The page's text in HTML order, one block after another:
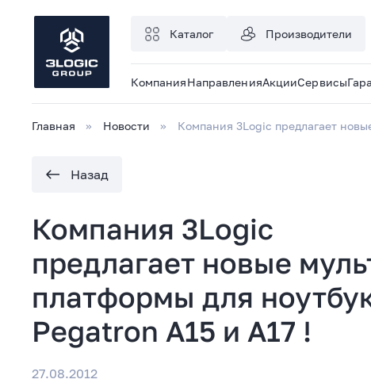
Каталог Производители
КомпанияНаправленияАкцииСервисы
Главная Новости Компания 3Logic предлагает
Назад
Компания 3Logic
предлагает новые
платформы для
Pegatron A15 и A17 !
27.08.2012